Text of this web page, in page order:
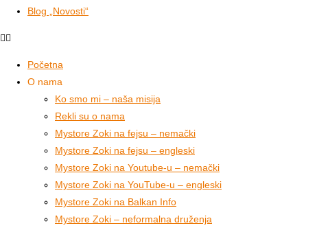
Blog „Novosti“
Početna
O nama
Ko smo mi – naša misija
Rekli su o nama
Mystore Zoki na fejsu – nemački
Mystore Zoki na fejsu – engleski
Mystore Zoki na Youtube-u – nemački
Mystore Zoki na YouTube-u – engleski
Mystore Zoki na Balkan Info
Mystore Zoki – neformalna druženja